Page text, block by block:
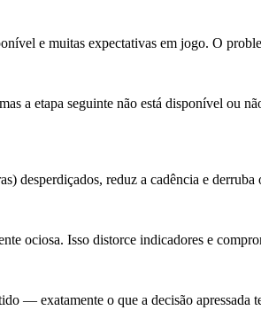
e muitas expectativas em jogo. O
a etapa seguinte não está disponível ou
desperdiçados, reduz a cadência e derruba
ociosa. Isso distorce indicadores e
— exatamente o que a decisão apressada